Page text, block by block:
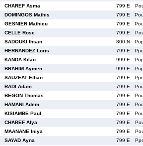
CHAREF Asma 799 E
DOMINGOS Mathis 799 E
GESNIER Mathieu 799 E
CELLE Rose 799 E
SADOUKI Ihsan 800 N
HERNANDEZ Loris 799 E
KANDA Kilan 999 E
BRAHIM Aymen 999 E
SAUZEAT Ethan 799 E
RADI Adam 799 E
BEGON Thomas 799 E
HAMANI Adem 799 E
KISIAMBE Paul 799 E
CHAREF Alya 799 E
MAANANE Iniya 799 E
SAYAD Ayna 799 E